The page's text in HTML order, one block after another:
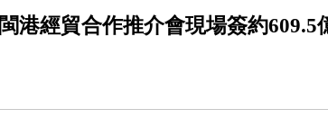
閩港經貿合作推介會現場簽約609.5